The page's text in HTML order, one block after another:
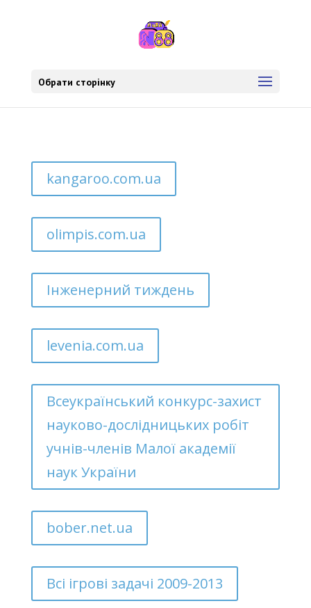
Обрати сторінку
kangaroo.com.ua
olimpis.com.ua
Інженерний тиждень
levenia.com.ua
Всеукраїнський конкурс-захист
науково-дослідницьких робіт
учнів-членів Малої академії
наук України
bober.net.ua
Всі ігрові задачі 2009-2013